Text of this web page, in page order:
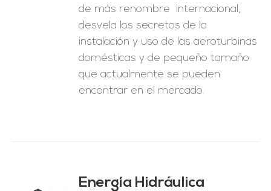
de más renombre internacional,
desvela los secretos de la
instalación y uso de las aeroturbinas
domésticas y de pequeño tamaño
que actualmente se pueden
encontrar en el mercado.
Energía Hidráulica